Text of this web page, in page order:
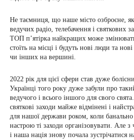
Не таємниця, що наше місто озброєне,
ведучих радіо, телебачення і святкових
ТОП п’ятірка найкращих може
стоїть на місці і будуть нові люди та
чи інших на вершині.
2022 рік для цієї сфери став дуже
Українці того року дуже забули про
ведучого і всього іншого для свого
святкові заходи майже відмінені і
для нашої держави роком, коли
настрою ті заходи організовувати. Але з
і наша нація знову почала зустрічатися